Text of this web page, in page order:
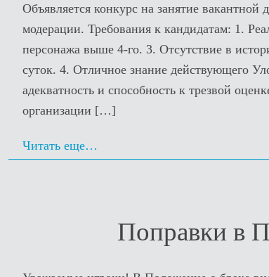
Объявляется конкурс на занятие вакантной
модерации. Требования к кандидатам: 1.
персонажа выше 4-го. 3. Отсутствие в
суток. 4. Отличное знание действующего
адекватность и способность к трезвой
организации […]
Читать еще…
Поправки в